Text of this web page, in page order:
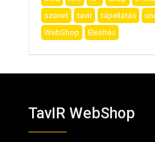
szünet
tavir tápellátás
WebShop
Élesítés
TavIR WebShop